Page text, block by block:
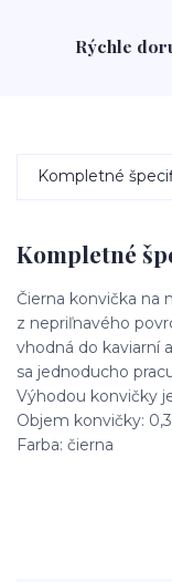
Rýchle
Kompletné
Kompletné
Čierna konvička na
z nepriľnavého
vhodná do kaviarní
sa jednoducho
Výhodou konvičky
Objem konvičky:
Farba: čierna